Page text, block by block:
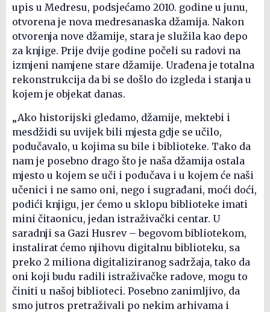
upis u Medresu, podsjećamo 2010. godine u junu,
otvorena je nova medresanaska džamija. Nakon
otvorenja nove džamije, stara je služila kao depo
za knjige. Prije dvije godine počeli su radovi na
izmjeni namjene stare džamije. Urađena je totalna
rekonstrukcija da bi se došlo do izgleda i stanja u
kojem je objekat danas.
„Ako historijski gledamo, džamije, mektebi i
mesdžidi su uvijek bili mjesta gdje se učilo,
podučavalo, u kojima su bile i biblioteke. Tako da
nam je posebno drago što je naša džamija ostala
mjesto u kojem se uči i podučava i u kojem će naši
učenici i ne samo oni, nego i sugrađani, moći doći,
podići knjigu, jer ćemo u sklopu biblioteke imati
mini čitaonicu, jedan istraživački centar. U
saradnji sa Gazi Husrev – begovom bibliotekom,
instalirat ćemo njihovu digitalnu biblioteku, sa
preko 2 miliona digitaliziranog sadržaja, tako da
oni koji budu radili istraživačke radove, mogu to
činiti u našoj biblioteci. Posebno zanimljivo, da
smo jutros pretraživali po nekim arhivama i